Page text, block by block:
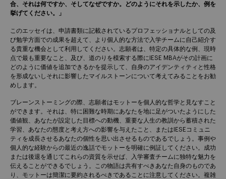
合、それは何ですか、そしてなぜですか。どのようにそれを示したか、例を
挙げてください。」
このエッセイは、申請書類に記載されているプロフェッショナルとしての及
び勉学方面での成果を超えて、より個人的な方法で入学チームに自己紹介す
る貴重な機会として利用してください。志願者は、特定の具体的な例、現時
点で最も重要なこと、及び、道のりを模索する際にIESE MBAがその計画に
どのように価値を追加できるかを提示して、自身のアイデンティティと性格
を形成ないしそれに影響したマイルストーンについて考えてみることをお勧
めします。
ブレーンストーミングの際、志願者はモットーを個人的な哲学と見なすこと
ができます。それは、特に困難な時期にあなたを地に足がついたようにした
価値観、あなたが設定した目標への動機、重要な人生の教訓から蓄積された
学習、あなたの態度と考え方への影響を与えたこと、またはIESEコミュニ
ティを成長させるあなたの個性を思い出させるものであるでしょう。事例や
個人的な経験からの最近の逸話でモットーを明確に例証してください。成功
または後退を通じてこれらの資質を示せば、入学審査チームに独特な魅力を
伝えることができるでしょう。この物語は共有すべきあなた自身のものであ
り、モットーは簡潔に要約されるべきであることに注意してください。複雑